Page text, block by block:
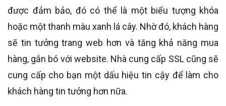
được đảm bảo, đó có thể là một biểu tượng khóa
hoặc một thanh màu xanh lá cây. Nhờ đó, khách hàng
sẽ tin tưởng trang web hơn và tăng khả năng mua
hàng, gắn bó với website. Nhà cung cấp SSL cũng sẽ
cung cấp cho bạn một dấu hiệu tin cậy để làm cho
khách hàng tin tưởng hơn nữa.